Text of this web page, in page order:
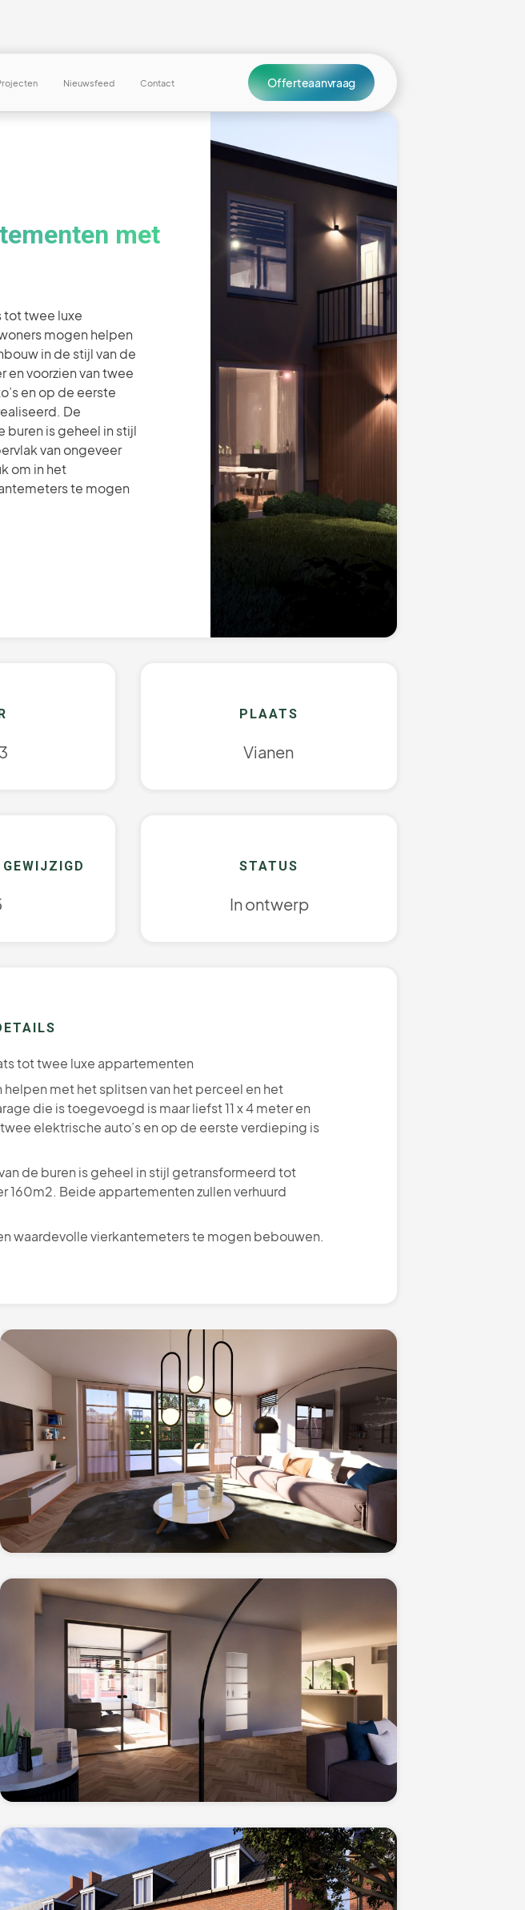
Nieuwsfeed Contact Offerteaanvraag
met
tot twee luxe
mogen helpen
in de stijl van de
en voorzien van twee
en op de eerste
De
is geheel in stijl
van ongeveer
om in het
te mogen
PLAATS
Vianen
STATUS
In ontwerp
tot twee luxe appartementen
met het splitsen van het perceel en het
die is toegevoegd is maar liefst 11 x 4 meter en
elektrische auto’s en op de eerste verdieping is
de buren is geheel in stijl getransformeerd tot
Beide appartementen zullen verhuurd
waardevolle vierkantemeters te mogen bebouwen.